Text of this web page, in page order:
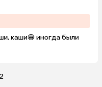
каши😁 иногда были
2